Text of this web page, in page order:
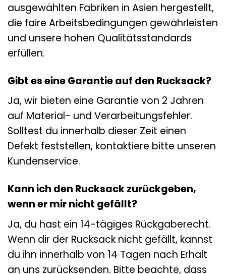
ausgewählten Fabriken in Asien hergestellt,
die faire Arbeitsbedingungen gewährleisten
und unsere hohen Qualitätsstandards
erfüllen.
Gibt es eine Garantie auf den Rucksack?
Ja, wir bieten eine Garantie von 2 Jahren
auf Material- und Verarbeitungsfehler.
Solltest du innerhalb dieser Zeit einen
Defekt feststellen, kontaktiere bitte unseren
Kundenservice.
Kann ich den Rucksack zurückgeben,
wenn er mir nicht gefällt?
Ja, du hast ein 14-tägiges Rückgaberecht.
Wenn dir der Rucksack nicht gefällt, kannst
du ihn innerhalb von 14 Tagen nach Erhalt
an uns zurücksenden. Bitte beachte, dass